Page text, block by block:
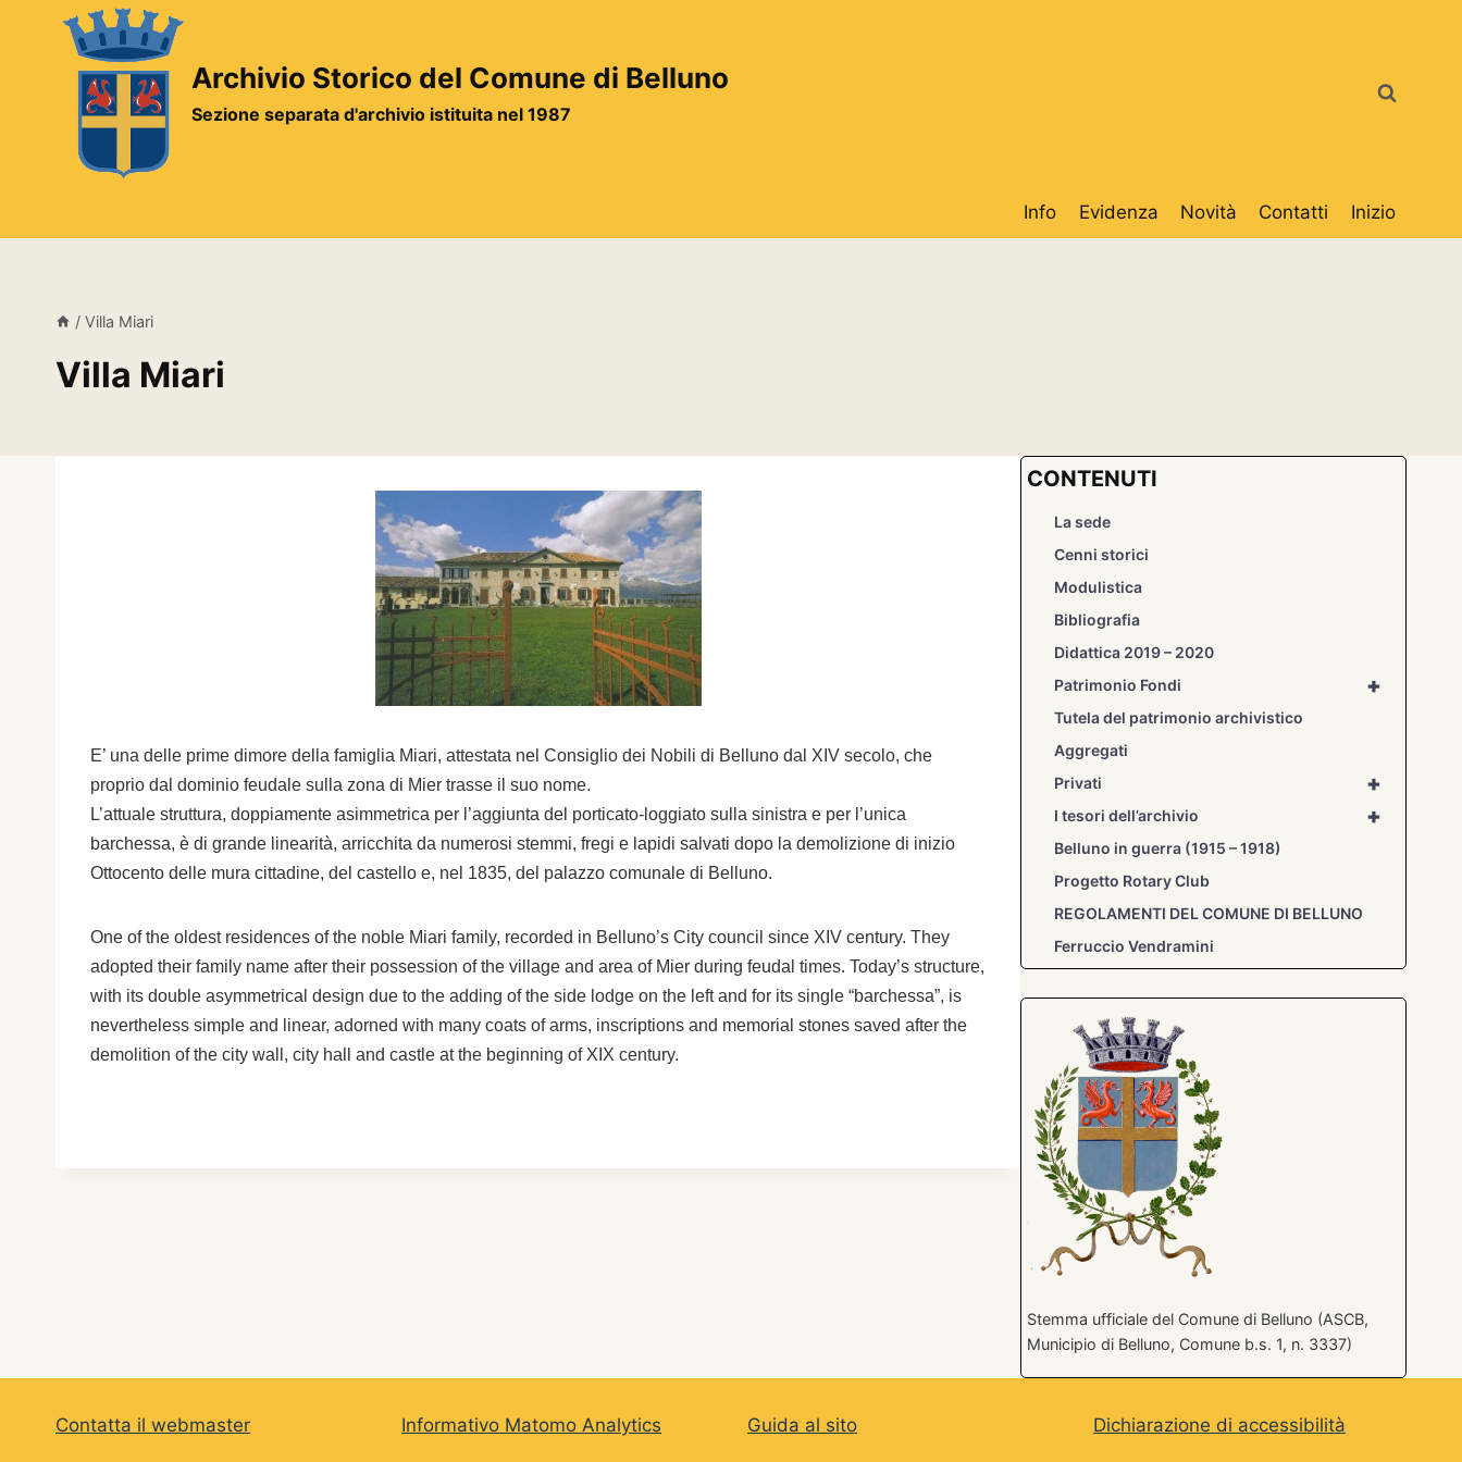
contenuto
Archivio Storico del Comune di Belluno
Sezione separata d'archivio istituita nel 1987
Info Evidenza Novità Contatti Inizio
/ Villa Miari
Villa Miari
E’ una delle prime dimore della famiglia Miari, attestata nel Consiglio dei Nobili di Belluno dal XIV secolo, che
proprio dal dominio feudale sulla zona di Mier trasse il suo nome.
L’attuale struttura, doppiamente asimmetrica per l’aggiunta del porticato-loggiato sulla sinistra e per l’unica
barchessa, è di grande linearità, arricchita da numerosi stemmi, fregi e lapidi salvati dopo la demolizione di inizio
Ottocento delle mura cittadine, del castello e, nel 1835, del palazzo comunale di Belluno.
One of the oldest residences of the noble Miari family, recorded in Belluno’s City council since XIV century. They
adopted their family name after their possession of the village and area of Mier during feudal times. Today’s structure,
with its double asymmetrical design due to the adding of the side lodge on the left and for its single “barchessa”, is
nevertheless simple and linear, adorned with many coats of arms, inscriptions and memorial stones saved after the
demolition of the city wall, city hall and castle at the beginning of XIX century.
CONTENUTI
La sede
Cenni storici
Modulistica
Bibliografia
Didattica 2019 – 2020
+
Patrimonio Fondi
Tutela del patrimonio archivistico
Aggregati
+
Privati
+
I tesori dell’archivio
Belluno in guerra (1915 – 1918)
Progetto Rotary Club
REGOLAMENTI DEL COMUNE DI BELLUNO
Ferruccio Vendramini
Stemma ufficiale del Comune di Belluno (ASCB,
Municipio di Belluno, Comune b.s. 1, n. 3337)
Contatta il webmaster Informativo Matomo Analytics Guida al sito Dichiarazione di accessibilità